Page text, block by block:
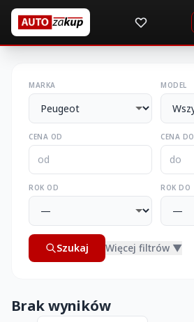
MARKA MODEL
CENA OD CENA DO
ROK OD ROK DO
Szukaj Więcej filtrów ▼
Brak wyników